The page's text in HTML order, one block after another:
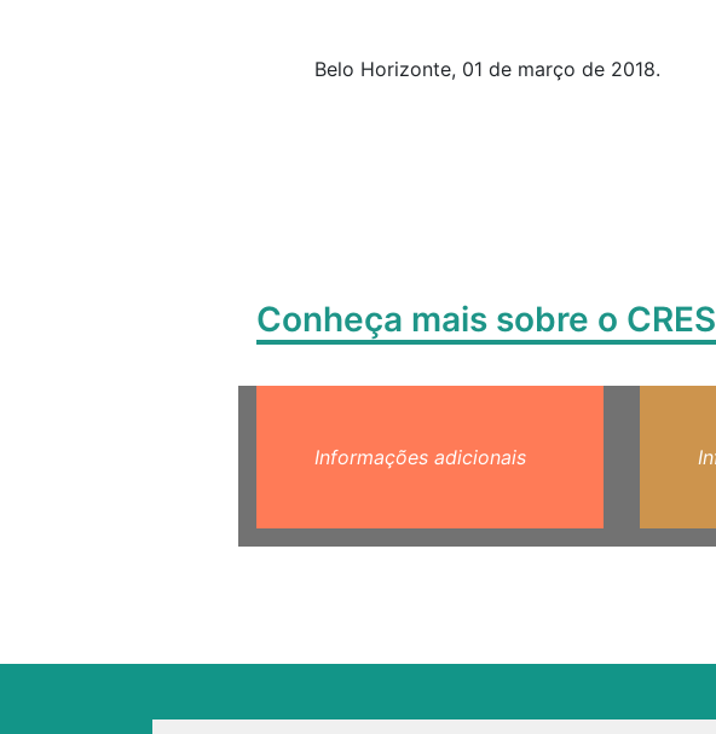
Belo Horizonte, 01 de março de 2018.
Conheça mais sobre o
Informações adicionais